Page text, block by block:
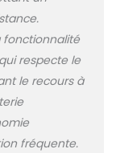
de
se
en
2 heures
entre 40
fonctionnalité
respecte le
le recours à
fréquente.